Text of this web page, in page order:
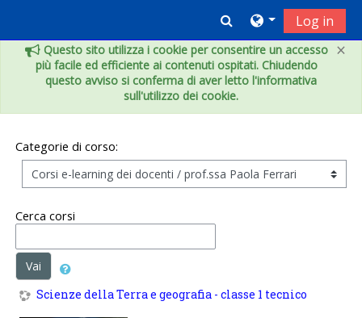
×
Questo sito utilizza i cookie per consentire un accesso
più facile ed efficiente ai contenuti ospitati. Chiudendo
questo avviso si conferma di aver letto l'informativa
sull'utilizzo dei cookie.
Toggle search
Log in
Categorie di corso:
Cerca corsi
Vai
Scienze della Terra e geografia - classe 1 tecnico